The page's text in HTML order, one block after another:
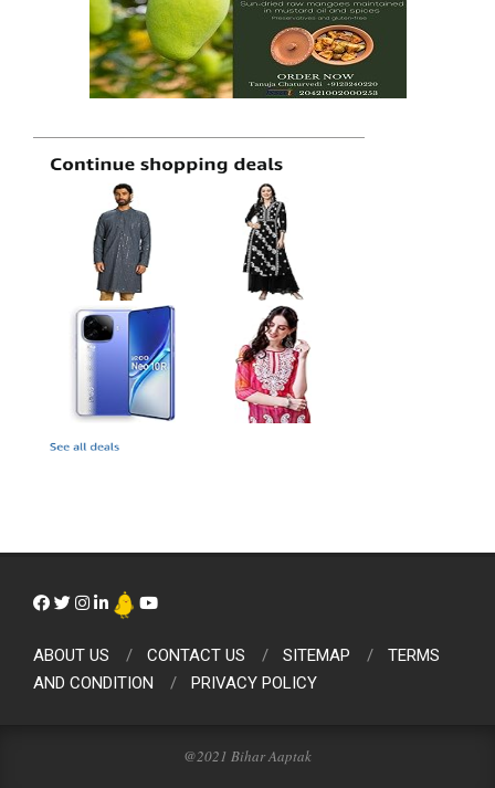
ABOUT US CONTACT US SITEMAP
TERMS
AND CONDITION
PRIVACY POLICY
@2021 Bihar Aaptak